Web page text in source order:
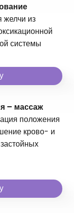
желчи из
системы
– массаж
положения
крово- и